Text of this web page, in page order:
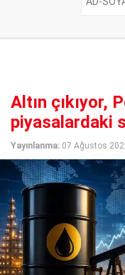
Altın çıkıyor,
piyasalardaki
Yayınlanma: 07 Ağustos